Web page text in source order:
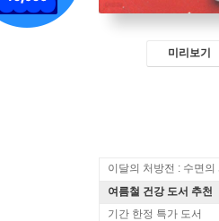
미리보기
이달의 처방전 : 수면의
여름철 건강 도서 추천
기간 한정 특가 도서